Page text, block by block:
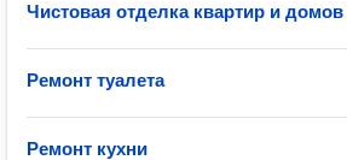
Чистовая отделка квартир и домов
Ремонт туалета
Ремонт кухни